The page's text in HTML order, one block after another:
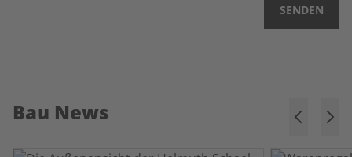
SENDEN
Bau News